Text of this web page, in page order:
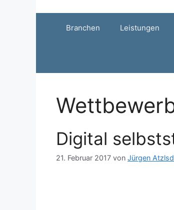
Branchen Leistungen
Digital
21. Februar 2017 von Jürgen